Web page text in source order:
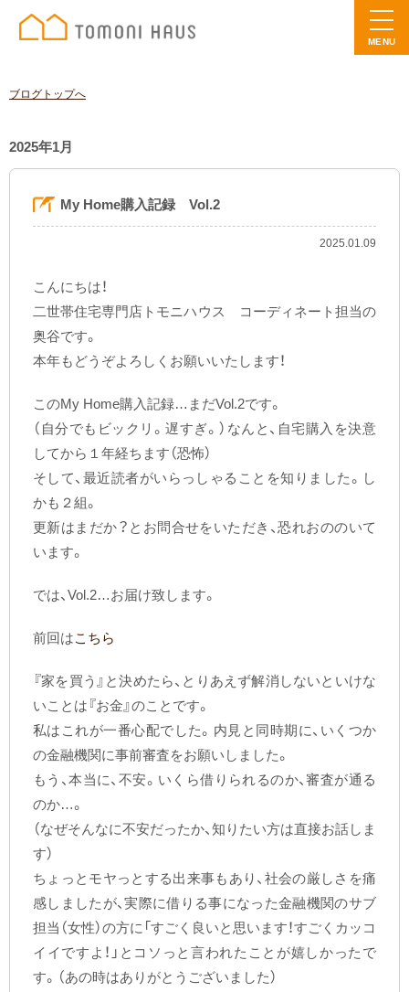
MENU
ブログトップへ
2025年1月
My Home購入記録 Vol.2
2025.01.09
こんにちは！
二世帯住宅専門店トモニハウス コーディネート担当の
奥谷です。
本年もどうぞよろしくお願いいたします！
このMy Home購入記録…まだVol.2です。
（自分でもビックリ。遅すぎ。）なんと、自宅購入を決意
してから１年経ちます（恐怖）
そして、最近読者がいらっしゃることを知りました。し
かも２組。
更新はまだか？とお問合せをいただき、恐れおののいて
います。
では、Vol.2…お届け致します。
前回はこちら
『家を買う』と決めたら、とりあえず解消しないといけな
いことは『お金』のことです。
私はこれが一番心配でした。内見と同時期に、いくつか
の金融機関に事前審査をお願いしました。
もう、本当に、不安。いくら借りられるのか、審査が通る
のか…。
（なぜそんなに不安だったか、知りたい方は直接お話しま
す）
ちょっとモヤっとする出来事もあり、社会の厳しさを痛
感しましたが、実際に借りる事になった金融機関のサブ
担当（女性）の方に「すごく良いと思います！すごくカッコ
イイですよ！」とコソっと言われたことが嬉しかったで
す。（あの時はありがとうございました）